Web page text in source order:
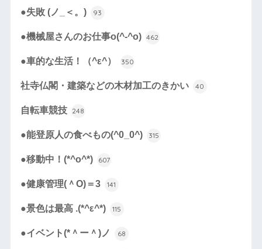
●失敗 (ノ_＜。) 93
●機械屋さんのお仕事o(^-^o) 462
●車的な生活！（^ε^） 350
社寺仏閣・建築などの木材加工のきかい 40
自転車競技 248
●能登原人の食べもの(^0_0^) 315
●移動中！(*^o^*) 607
●健康管理(＾O)＝3 141
●景色は最高 .(*^ε^*) 115
●イベント(*＾ー＾)ノ 68